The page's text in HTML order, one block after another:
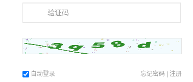
在哪？”
声音往里走，苏恒看见了一...
自动登录 忘记密码 | 注册